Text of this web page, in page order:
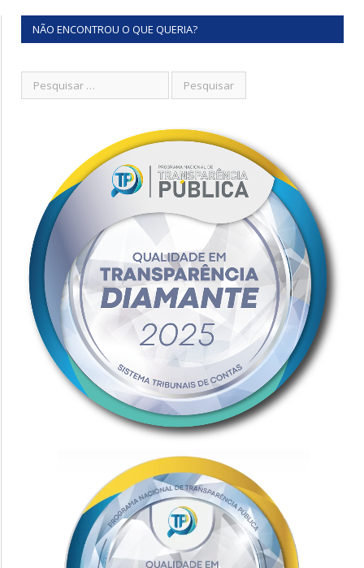
NÃO ENCONTROU O QUE QUERIA?